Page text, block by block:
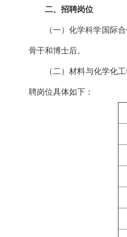
二、招聘岗位
（一）化学科学国际
骨干和博士后。
（二）材料与化学化
聘岗位具体如下：